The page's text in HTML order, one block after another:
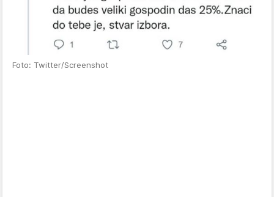
Foto: Twitter/Screenshot